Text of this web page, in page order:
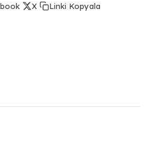
X Linki Kopyala